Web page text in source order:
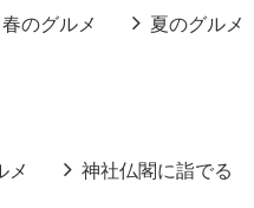
春のグルメ 夏のグルメ
メ 神社仏閣に詣でる